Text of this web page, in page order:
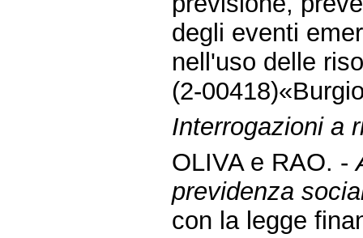
degli eventi
nell'uso delle
(2-
Interrogazioni a
OLIVA e RAO. -
previdenza
con la legge